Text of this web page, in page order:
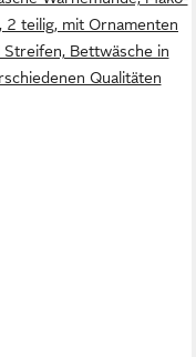
2 teilig, mit Ornamenten
Streifen, Bettwäsche in
Qualitäten